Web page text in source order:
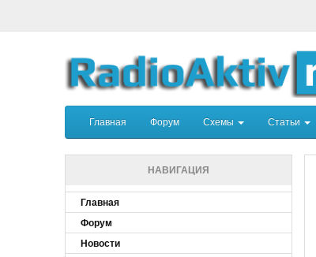
Главная Форум Схемы Статьи
НАВИГАЦИЯ
Главная
Форум
Новости